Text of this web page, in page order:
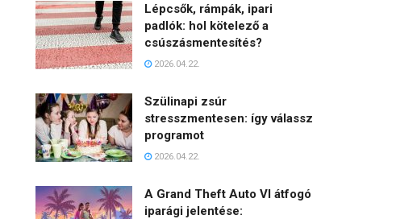
Lépcsők, rámpák, ipari
padlók: hol kötelező a
csúszásmentesítés?
2026.04.22.
Szülinapi zsúr
stresszmentesen: így válassz
programot
2026.04.22.
A Grand Theft Auto VI átfogó
iparági jelentése: